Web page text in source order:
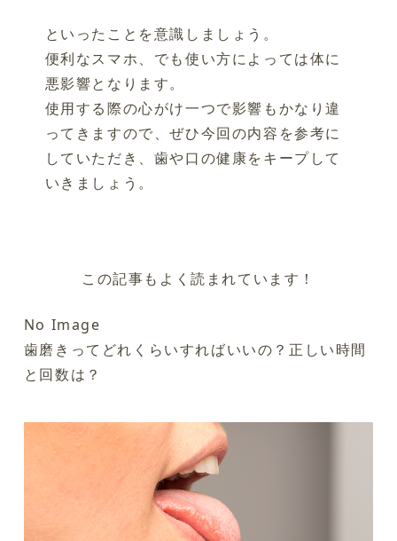
といったことを意識しましょう。
便利なスマホ、でも使い方によっては体に
悪影響となります。
使用する際の心がけ一つで影響もかなり違
ってきますので、ぜひ今回の内容を参考に
していただき、歯や口の健康をキープして
いきましょう。
この記事もよく読まれています！
No Image
歯磨きってどれくらいすればいいの？正しい時間
と回数は？